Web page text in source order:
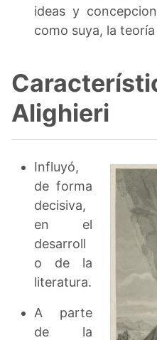
ideas y
como suya, la
Alighieri
Influyó,
de forma
decisiva,
en el
desarroll
o de la
literatura.
A parte
de la